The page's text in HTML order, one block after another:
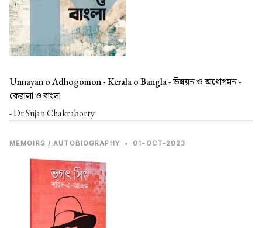
Unnayan o Adhogomon - Kerala o Bangla -উন্নয়ন ও অধোগমন -
কেরালা ও বাংলা
- Dr Sujan Chakraborty
MEMOIRS / AUTOBIOGRAPHY • 01-OCT-2023